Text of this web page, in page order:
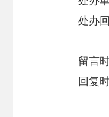
处办
留言
回复